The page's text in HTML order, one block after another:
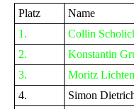
Platz Name
1.
Collin
2.
Konstantin
3.
Moritz
4.
Simon